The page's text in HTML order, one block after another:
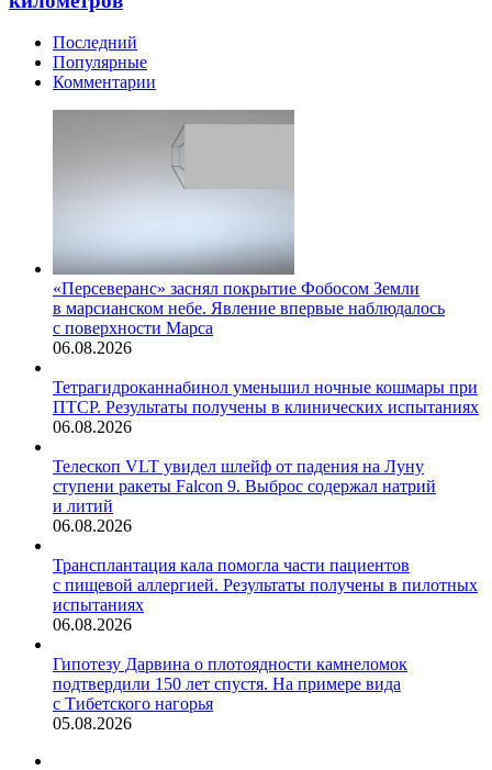
Последний
Популярные
Комментарии
«Персеверанс» заснял покрытие Фобосом Земли
в марсианском небе. Явление впервые наблюдалось
с поверхности Марса
06.08.2026
Тетрагидроканнабинол уменьшил ночные кошмары при
ПТСР. Результаты получены в клинических испытаниях
06.08.2026
Телескоп VLT увидел шлейф от падения на Луну
ступени ракеты Falcon 9. Выброс содержал натрий
и литий
06.08.2026
Трансплантация кала помогла части пациентов
с пищевой аллергией. Результаты получены в пилотных
испытаниях
06.08.2026
Гипотезу Дарвина о плотоядности камнеломок
подтвердили 150 лет спустя. На примере вида
с Тибетского нагорья
05.08.2026